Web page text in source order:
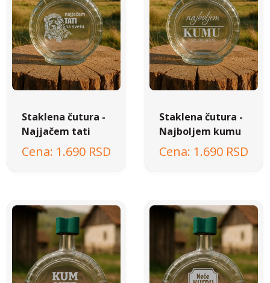
Staklena čutura -
Najjačem tati
1.690 RSD
Staklena čutura -
Najboljem kumu
1.690 RSD